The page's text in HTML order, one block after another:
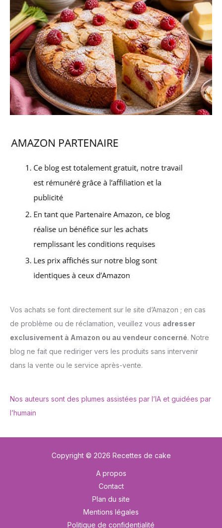
Vos achats se font directement sur le site d’Amazon ; en cas
de problème ou de réclamation, veuillez vous adresser
exclusivement à Amazon ou au vendeur concerné. Notre
blog ne fait que rediriger vers les produits sans intervenir
dans la vente ou le service après-vente.
Nos auteurs sont des plumes assistées par l’IA et guidées par
l’humain
Copyright © 2026 Recettes de cake
A propos
Contact
Plan du site
Mentions légales
Politique de confidentialité